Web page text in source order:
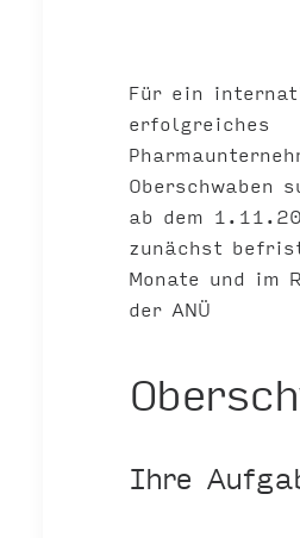
Für ein
erfolgreiches
Oberschwaben
ab dem
zunächst
Monate und im
der ANÜ
Ihre